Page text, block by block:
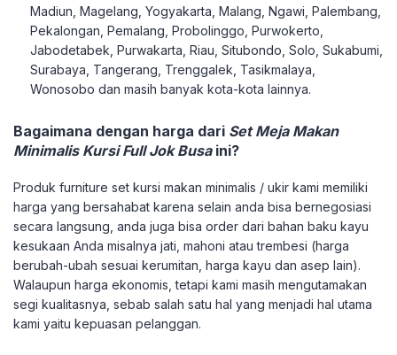
Madiun, Magelang, Yogyakarta, Malang, Ngawi, Palembang,
Pekalongan, Pemalang, Probolinggo, Purwokerto,
Jabodetabek, Purwakarta, Riau, Situbondo, Solo, Sukabumi,
Surabaya, Tangerang, Trenggalek, Tasikmalaya,
Wonosobo dan masih banyak kota-kota lainnya.
Bagaimana dengan harga dari Set Meja Makan
Minimalis Kursi Full Jok Busaini?
Produk furniture set kursi makan minimalis / ukir kami memiliki
harga yang bersahabat karena selain anda bisa bernegosiasi
secara langsung, anda juga bisa order dari bahan baku kayu
kesukaan Anda misalnya jati, mahoni atau trembesi (harga
berubah-ubah sesuai kerumitan, harga kayu dan asep lain).
Walaupun harga ekonomis, tetapi kami masih mengutamakan
segi kualitasnya, sebab salah satu hal yang menjadi hal utama
kami yaitu kepuasan pelanggan.